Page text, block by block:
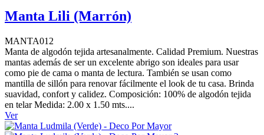
Manta Lili (Marrón)
MANTA012
Manta de algodón tejida artesanalmente. Calidad Premium. Nuestras
mantas además de ser un excelente abrigo son ideales para usar
como pie de cama o manta de lectura. También se usan como
mantilla de sillón para renovar fácilmente el look de tu casa. Brinda
suavidad, confort y calidez. Composición: 100% de algodón tejida
en telar Medida: 2.00 x 1.50 mts....
Ver